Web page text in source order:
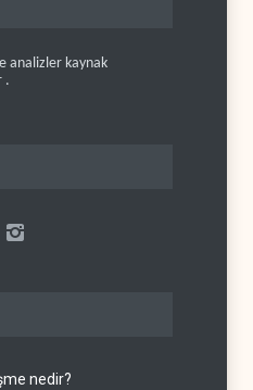
analizler kaynak
.
nedir?